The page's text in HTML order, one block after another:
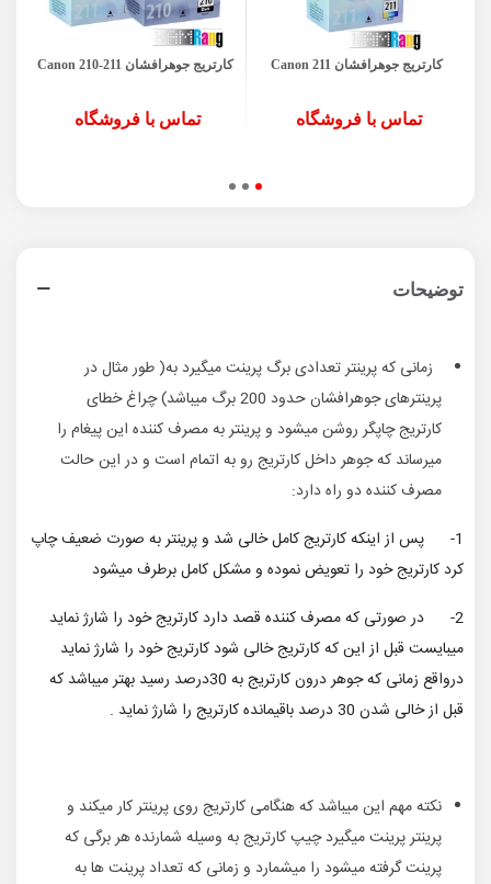
کارتریج جوهرافشان Canon 211
تماس با فروشگاه
کارتریج جوهرافشان Canon 210-211
تماس با فروشگاه
توضیحات
زمانی که پرینتر تعدادی برگ پرینت میگیرد به( طور مثال در
پرینترهای جوهرافشان حدود 200 برگ میباشد) چراغ خطای
کارتریج چاپگر روشن میشود و پرینتر به مصرف کننده این پیغام را
میرساند که جوهر داخل کارتریج رو به اتمام است و در این حالت
مصرف کننده دو راه دارد:
1- پس از اینکه کارتریج کامل خالی شد و پرینتر به صورت ضعیف چاپ
کرد کارتریج خود را تعویض نموده و مشکل کامل برطرف میشود
2- در صورتی که مصرف کننده قصد دارد کارتریج خود را شارژ نماید
میبایست قبل از این که کارتریج خالی شود کارتریج خود را شارژ نماید
درواقع زمانی که جوهر درون کارتریج به 30درصد رسید بهتر میباشد که
قبل از خالی شدن 30 درصد باقیمانده کارتریج را شارژ نماید .
نکته مهم این میباشد که هنگامی کارتریج روی پرینتر کار میکند و
پرینتر پرینت میگیرد چیپ کارتریج به وسیله شمارنده هر برگی که
پرینت گرفته میشود را میشمارد و زمانی که تعداد پرینت ها به